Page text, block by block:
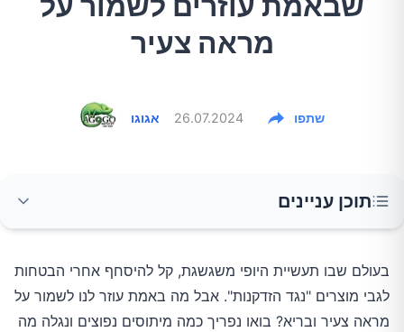
מראה צעיר
אגוגו 26.07.2024 שתפו
תוכן עניינים
מיתוס 1: קרמים יקרים הם המפתח למניעת קמטים
מיתוס 2: תוספים המכילים נוגדי חמצון הם תרופת